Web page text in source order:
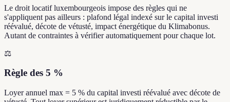
Le droit locatif luxembourgeois impose des règles qui ne
s'appliquent pas ailleurs : plafond légal indexé sur le capital investi
réévalué, décote de vétusté, impact énergétique du Klimabonus.
Autant de contraintes à vérifier automatiquement pour chaque lot.
⚖️
Règle des 5 %
Loyer annuel max = 5 % du capital investi réévalué avec décote de